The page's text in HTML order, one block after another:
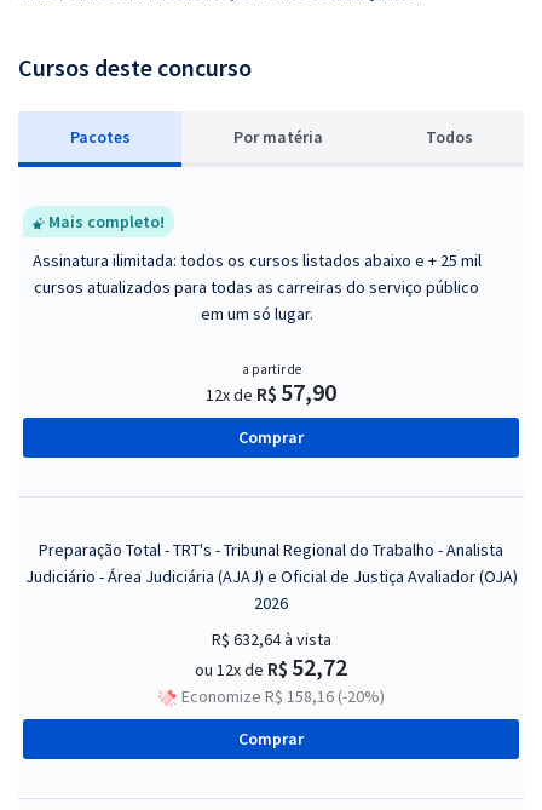
Cursos deste concurso
Pacotes Por matéria Todos
Mais completo!
Assinatura ilimitada: todos os cursos listados abaixo e + 25 mil
cursos atualizados para todas as carreiras do serviço público
em um só lugar.
a partir de
12x de R$ 57,90
Comprar
Preparação Total - TRT's - Tribunal Regional do Trabalho - Analista
Judiciário - Área Judiciária (AJAJ) e Oficial de Justiça Avaliador (OJA)
2026
R$ 632,64à vista
ou 12x de R$ 52,72
Economize R$ 158,16 (-20%)
Comprar